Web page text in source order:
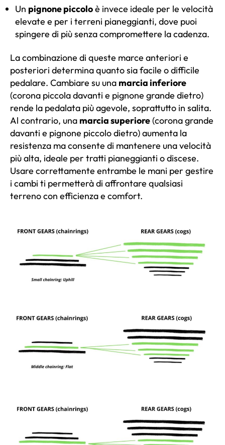
Un pignone piccoloè invece ideale per le velocità
elevate e per i terreni pianeggianti, dove puoi
spingere di più senza compromettere la cadenza.
La combinazione di queste marce anteriori e
posteriori determina quanto sia facile o difficile
pedalare. Cambiare su una marcia inferiore
(corona piccola davanti e pignone grande dietro)
rende la pedalata più agevole, soprattutto in salita.
Al contrario, una marcia superiore(corona grande
davanti e pignone piccolo dietro) aumenta la
resistenza ma consente di mantenere una velocità
più alta, ideale per tratti pianeggianti o discese.
Usare correttamente entrambe le mani per gestire
i cambi ti permetterà di affrontare qualsiasi
terreno con efficienza e comfort.